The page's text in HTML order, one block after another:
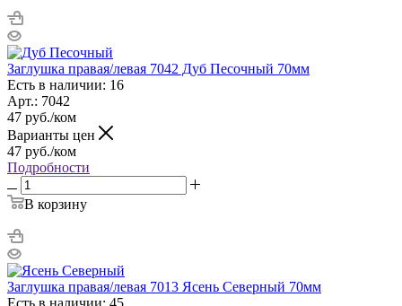
Заглушка правая/левая 7042 Дуб Песочный 70мм
Есть в наличии: 16
Арт.: 7042
47 руб./ком
Варианты цен
47 руб./ком
Подробности
В корзину
Заглушка правая/левая 7013 Ясень Северный 70мм
Есть в наличии: 45